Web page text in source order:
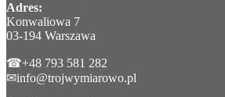
Adres:
Konwaliowa 7
03-194 Warszawa
☎+48 793 581 282
✉info@trojwymiarowo.pl